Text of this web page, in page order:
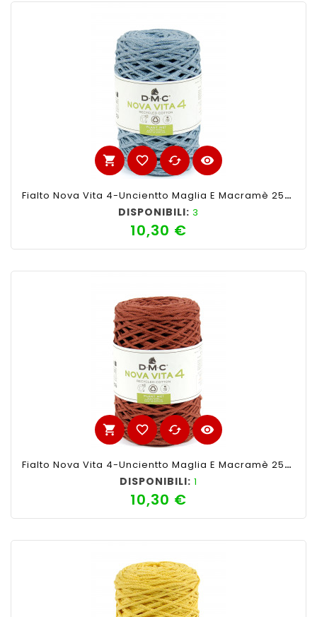
shopping_cart favorite_border cached visibility
Fialto Nova Vita 4-Uncientto Maglia E Macramè 250gr 200mt-Ferri Consigliati N°4-Colore Azzurro
DISPONIBILI: 3
10,30 €
shopping_cart favorite_border cached visibility
Fialto Nova Vita 4-Uncientto Maglia E Macramè 250gr 200mt-Ferri Consigliati N°4-Colore Cuoio
DISPONIBILI: 1
10,30 €